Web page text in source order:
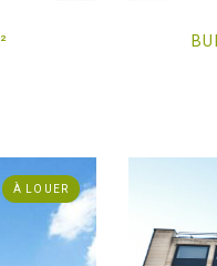
²
À LOUER